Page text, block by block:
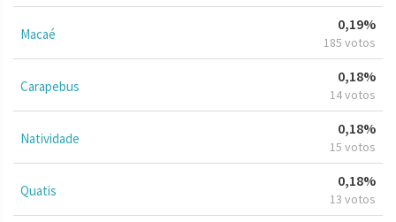
Macaé
0,19%
185 votos
Carapebus
0,18%
14 votos
Natividade
0,18%
15 votos
Quatis
0,18%
13 votos